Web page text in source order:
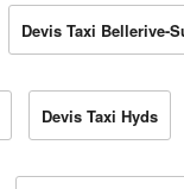
Devis Taxi Bellerive-
Devis Taxi Hyds